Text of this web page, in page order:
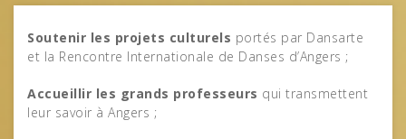
Soutenir les projets culturels portés par Dansarte
et la Rencontre Internationale de Danses d’Angers ;
Accueillir les grands professeurs qui transmettent
leur savoir à Angers ;